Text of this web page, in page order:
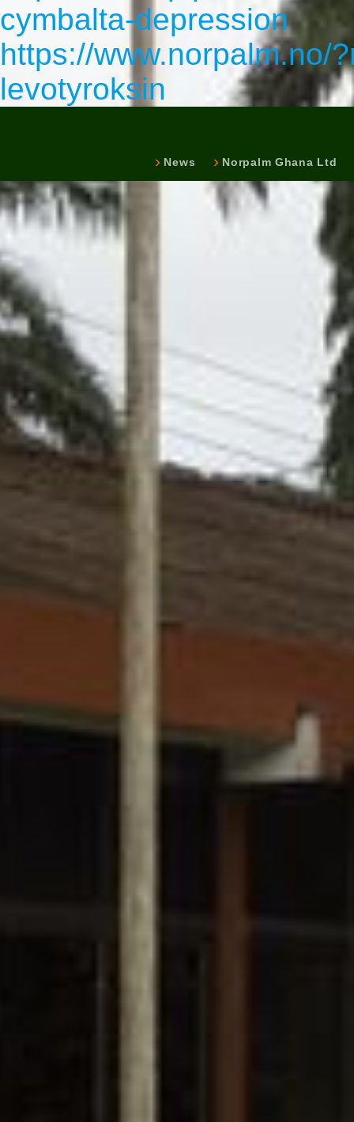
cymbalta-depression
https://www.norpalm.no/
levotyroksin
News Norpalm Ghana Ltd